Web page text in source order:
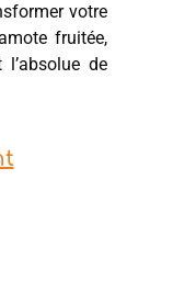
votre
fruitée,
l’absolue de